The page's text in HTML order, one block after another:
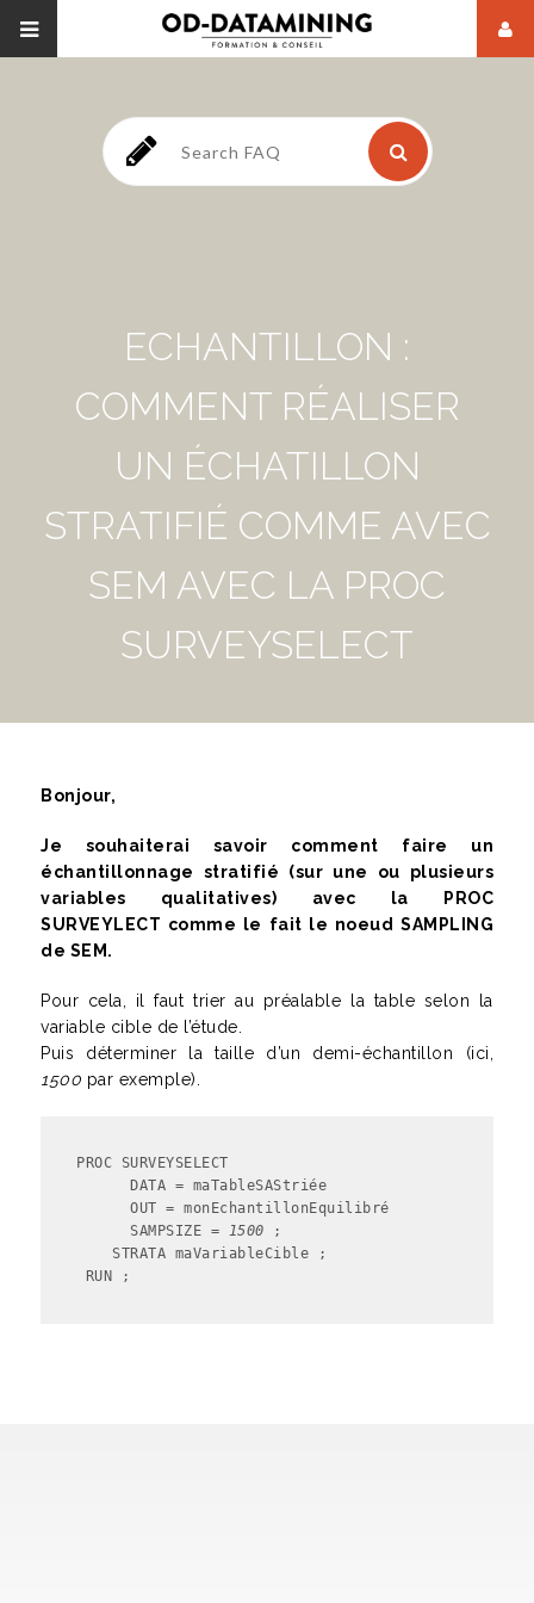
ECHANTILLON :
COMMENT RÉALISER
UN ÉCHATILLON
STRATIFIÉ COMME AVEC
SEM AVEC LA PROC
SURVEYSELECT
Bonjour,
Je souhaiterai savoir comment faire un
échantillonnage stratifié (sur une ou plusieurs
variables qualitatives) avec la PROC
SURVEYLECT comme le fait le noeud SAMPLING
de SEM.
Pour cela, il faut trier au préalable la table selon la
variable cible de l’étude.
Puis déterminer la taille d’un demi-échantillon (ici,
1500 par exemple).
PROC SURVEYSELECT
SAMPSIZE = 1500 ;
RUN ;